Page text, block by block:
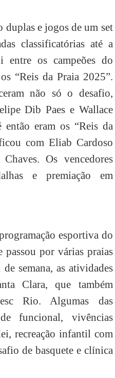
e jogos de um set
classificatórias até a
os campeões do
“Reis da Praia 2025”.
não só o desafio,
Dib Paes e Wallace
então eram os “Reis da
com Eliab Cardoso
Os vencedores
e premiação em
esportiva do
passou por várias praias
semana, as atividades
Clara, que também
Rio. Algumas das
funcional, vivências
recreação infantil com
de basquete e clínica